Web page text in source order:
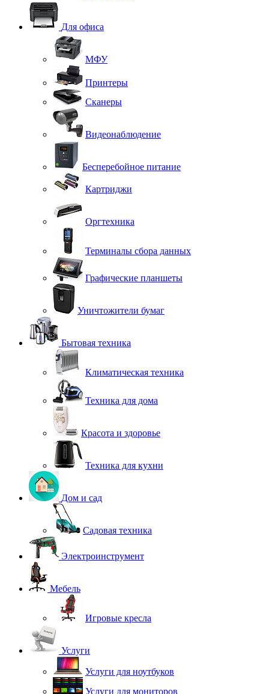
Для офиса
МФУ
Принтеры
Сканеры
Видеонаблюдение
Бесперебойное питание
Картриджи
Оргтехника
Терминалы сбора данных
Графические планшеты
Уничтожители бумаг
Бытовая техника
Климатическая техника
Техника для дома
Красота и здоровье
Техника для кухни
Дом и сад
Садовая техника
Электроинструмент
Мебель
Игровые кресла
Услуги
Услуги для ноутбуков
Услуги для мониторов